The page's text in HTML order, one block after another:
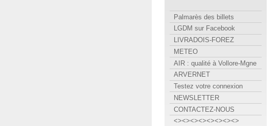
Palmarès des billets
LGDM sur Facebook
LIVRADOIS-FOREZ
METEO
AIR : qualité à Vollore-Mgne
ARVERNET
Testez votre connexion
NEWSLETTER
CONTACTEZ-NOUS
<><><><><><><><>